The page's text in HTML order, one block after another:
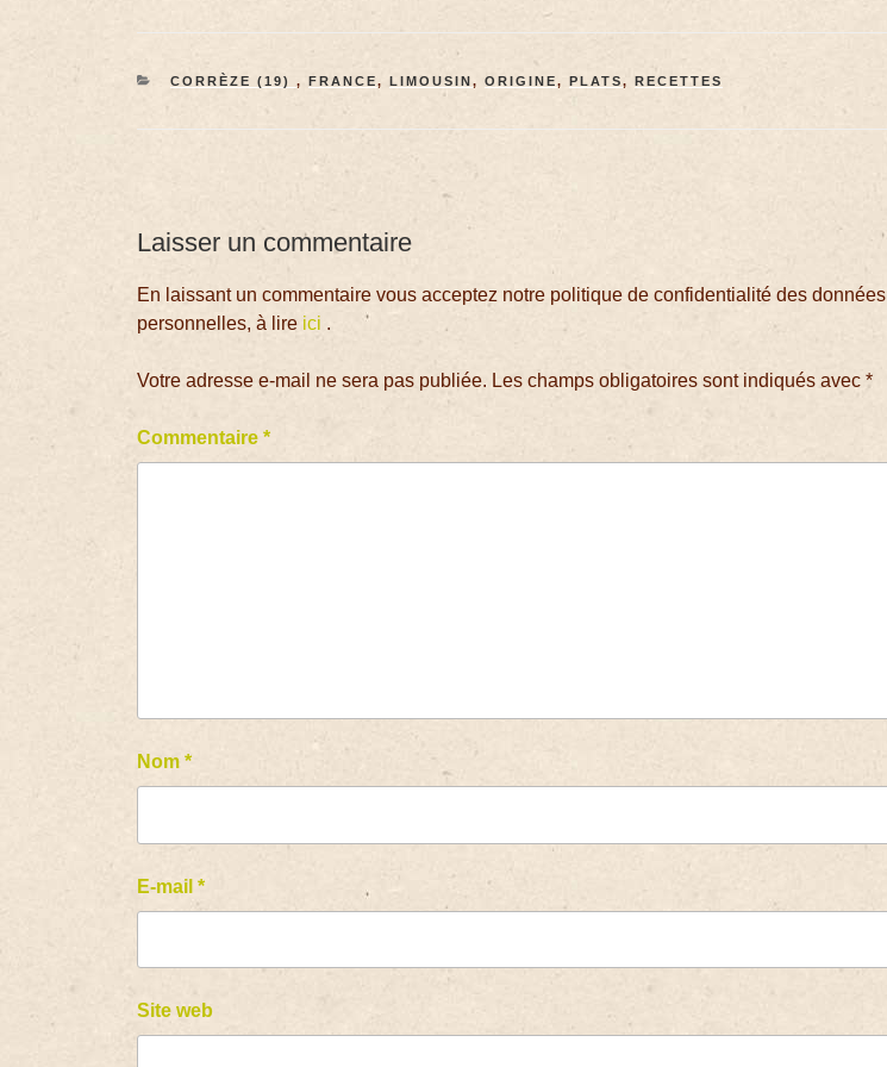
CORRÈZE (19) , FRANCE, LIMOUSIN , ORIGINE, PLATS, RECETTES
Laisser un commentaire
En laissant un commentaire vous acceptez notre politique de confidentialité des données
personnelles, à lire ici .
Votre adresse e-mail ne sera pas publiée. Les champs obligatoires sont indiqués avec*
Commentaire*
Nom*
E-mail*
Site web